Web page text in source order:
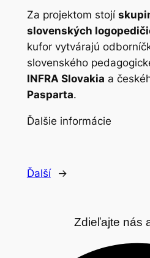
Za projektom stojí
slovenských
kufor vytvárajú
slovenského
INFRA Slovakia a
Pasparta.
Ďalšie informácie
Ďalší
→
Zdieľajte nás